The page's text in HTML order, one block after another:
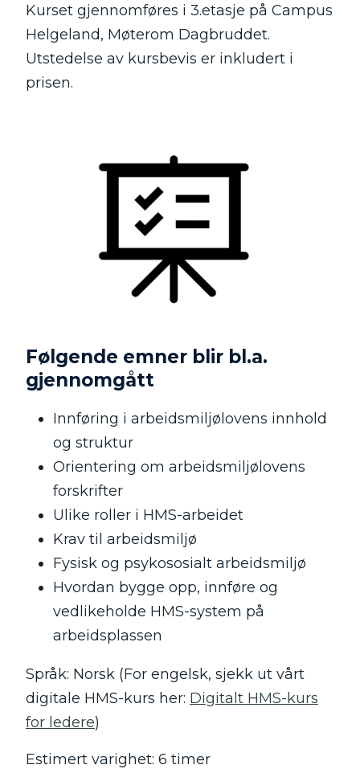
Kurset gjennomføres i 3.etasje på Campus
Helgeland, Møterom Dagbruddet.
Utstedelse av kursbevis er inkludert i
prisen.
Følgende emner blir bl.a.
gjennomgått
Innføring i arbeidsmiljølovens innhold
og struktur
Orientering om arbeidsmiljølovens
forskrifter
Ulike roller i HMS-arbeidet
Krav til arbeidsmiljø
Fysisk og psykososialt arbeidsmiljø
Hvordan bygge opp, innføre og
vedlikeholde HMS-system på
arbeidsplassen
Språk: Norsk (For engelsk, sjekk ut vårt
digitale HMS-kurs her: Digitalt HMS-kurs
for ledere)
Estimert varighet: 6 timer